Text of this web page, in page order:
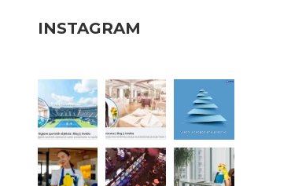
INSTAGRAM